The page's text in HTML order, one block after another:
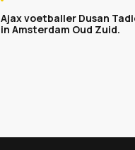
Ajax voetballer Dusan
in Amsterdam Oud Zuid.